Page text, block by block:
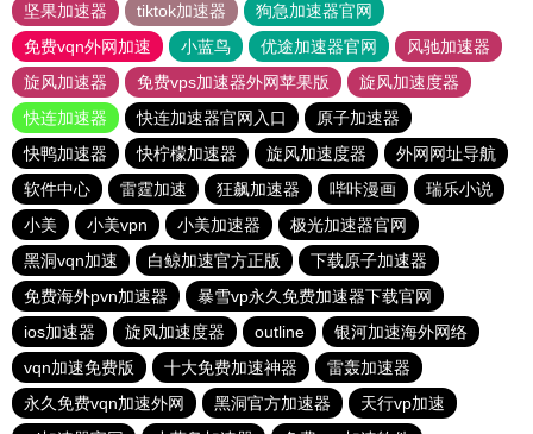
坚果加速器
tiktok加速器
狗急加速器官网
免费vqn外网加速
小蓝鸟 优途加速器官网
风驰加速器
旋风加速器
免费vps加速器外网苹果版
旋风加速度器
快连加速器
快连加速器官网入口
原子加速器
快鸭加速器
快柠檬加速器 旋风加速度器
外网网址导航
软件中心
雷霆加速 狂飙加速器 哔咔漫画
瑞乐小说
小美
小美vpn 小美加速器
极光加速器官网
黑洞vqn加速
白鲸加速官方正版
下载原子加速器
免费海外pvn加速器
暴雪vp永久免费加速器下载官网
ios加速器
旋风加速度器 outline
银河加速海外网络
vqn加速免费版
十大免费加速神器
雷轰加速器
永久免费vqn加速外网
黑洞官方加速器
天行vp加速